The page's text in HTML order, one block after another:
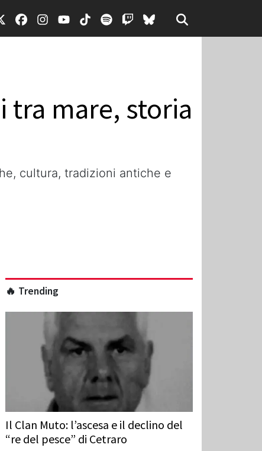
tra mare, storia
cultura, tradizioni antiche e
🔥 Trending
Il Clan Muto: l’ascesa e il declino del
“re del pesce” di Cetraro